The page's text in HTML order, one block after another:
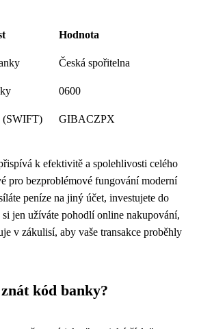
Hodnota
Česká spořitelna
0600
GIBACZPX
k efektivitě a spolehlivosti celého
pro bezproblémové fungování moderní
peníze na jiný účet, investujete do
si jen užíváte pohodlí online nakupování,
v zákulisí, aby vaše transakce proběhly
kód banky?